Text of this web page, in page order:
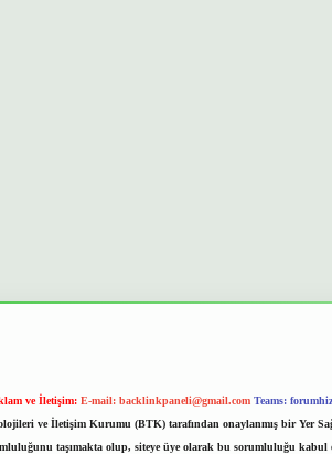
ve İletişim: E-mail: backlinkpaneli@gmail.com Teams:
ve İletişim Kurumu (BTK) tarafından onaylanmış bir Yer
taşımakta olup, siteye üye olarak bu sorumluluğu